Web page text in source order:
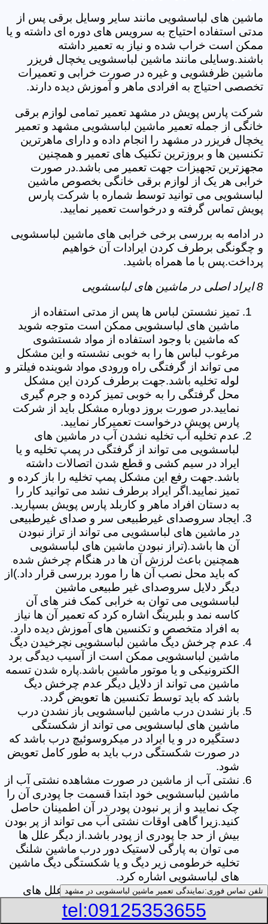
ماشین های لباسشویی مانند سایر وسایل برقی پس از
مدتی استفاده احتیاج به سرویس های دوره ای داشته و یا
ممکن است خراب شده و نیاز به تعمیر داشته
باشند.وسایلی مانند ماشین لباسشویی یخچال فریزر
ماشین ظرفشویی و غیره در صورت خرابی و تعمیرات
تخصصی احتیاج به افرادی ماهر و آموزش دیده دارند.
شرکت پارس پویش در مشهد تعمیر تمامی لوازم برقی
خانگی از جمله تعمیر ماشین لباسشویی مشهد و تعمیر
یخچال فریزر در مشهد را انجام داده و دارای ماهرترین
تکنسین ها و بروزترین تکنیک های تعمیر و همچنین
مجهزترین تجهیزات جهت تعمیر می باشد.در صورت
خرابی هر یک از لوازم برقی خانگی بخصوص ماشین
لباسشویی می توانید توسط شماره با شرکت پارس
پویش تماس گرفته و درخواست تعمیر نمایید.
در ادامه به بررسی برخی خرابی های ماشین لباسشویی
و چگونگی برطرف کردن ایرادات آن خواهیم
پرداخت.پس با ما همراه باشید.
8 ایراد اصلی در ماشین های لباسشویی
تمیز نشستن لباس ها پس از مدتی استفاده از
ماشین های لباسشویی ممکن است متوجه شوید
که ماشین با وجود استفاده از مواد شستشوی
مرغوب لباس ها را به خوبی نشسته و این مشکل
می تواند از گرفتگی راه ورودی مواد شوینده فیلتر و
لوله تخلیه باشد.جهت برطرف کردن این مشکل
محل گرفتگی را به خوبی تمیز کرده و جرم گیری
نمایید.در صورت بروز دوباره مشکل باید از شرکت
پارس پویش درخواست تعمیرکار نمایید.
عدم تخلیه آب تخلیه نشدن آب در ماشین های
لباسشویی می تواند از گرفتگی در پمپ تخلیه و یا
ایراد در سیم کشی و قطع شدن اتصالات داشته
باشد.جهت رفع این مشکل پمپ تخلیه را باز کرده و
تمیز نمایید.اگر ایراد برطرف نشد می توانید کار را
به دستان افراد ماهر و کاربلد پارس پویش بسپارید.
ایجاد سروصدای غیرطبیعی سر و صدای غیرطبیعی
در ماشین های لباسشویی می تواند از تراز نبودن
آن ها باشد.(تراز نبودن ماشین های لباسشویی
همچنین باعث لرزش آن ها در هنگام چرخش شده
که باید محل نصب آن ها را مورد بررسی قرار داد.)از
دیگر دلایل سروصدای غیر طبیعی ماشین
لباسشویی می توان به خرابی کمک فنر های آن
کاسه نمد و بلبرینگ اشاره کرد که تعمیر آن ها نیاز
به افراد متخصص و تکنسین های آموزش دیده دارد.
عدم چرخش دیگ ماشین لباسشویی نچرخیدن دیگ
ماشین لباسشویی ممکن است از آسیب دیدگی برد
الکترونیکی و یا موتور ماشین باشد.پاره شدن تسمه
ماشین می تواند از دلایل دیگر عدم چرخش دیگ
باشد که باید توسط تکنسین ها تعویض گردد.
باز نشدن درب ماشین لباسشویی باز نشدن درب
ماشین های لباسشویی می تواند از شکستگی
دستگیره در و یا ایراد در میکروسوئیچ درب باشد که
در صورت شکستگی درب باید به طور کامل تعویض
شود.
نشتی آب از ماشین در صورت مشاهده نشتی آب از
ماشین لباسشویی خود ابتدا قسمت جا پودری آن را
چک نمایید و از پر نبودن پودر در آن اطمینان حاصل
کنید.زیرا گاهی اوقات نشتی آب می تواند از پر بودن
بیش از حد جا پودری از پودر باشد.از دیگر علل ها
می توان به پارگی لاستیک دور درب ماشین شلنگ
تخلیه خرطومی زیر دیگ و یا شکستگی دیگ ماشین
های لباسشویی اشاره کرد.
خشک نکردن لباس ها یکی از بیشترین علل های
خشک نکردن لباس ها توسط ماشین های
لباسشویی پر کردن دیگ آن ها بیش از حد ظرفیت
تلفن تماس فوری:نمایندگی تعمیر ماشین لباسشویی در مشهد
tel:09125353655